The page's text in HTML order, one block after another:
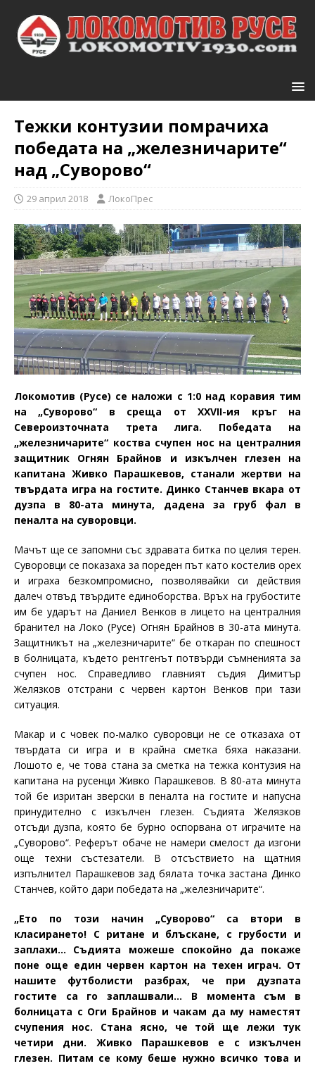
Тежки контузии помрачиха
победата на „железничарите“
над „Суворово“
29 април 2018 ЛокоПрес
Локомотив (Русе) се наложи с 1:0 над коравия тим
на „Суворово“ в среща отXXVII-ия кръг на
Североизточната трета лига. Победата на
„железничарите“ коства счупен нос на централния
защитник Огнян Брайнов и изкълчен глезен на
капитана Живко Парашкевов, станали жертви на
твърдата игра на гостите. Динко Станчев вкара от
дузпа в 80-ата минута, дадена за груб фал в
пеналта на суворовци.
Мачът ще се запомни със здравата битка по целия терен.
Суворовци се показаха за пореден път като костелив орех
и играха безкомпромисно, позволявайки си действия
далеч отвъд твърдите единоборства. Връх на грубостите
им бе ударът на Даниел Венков в лицето на централния
бранител на Локо (Русе) Огнян Брайнов в 30-ата минута.
Защитникът на „железничарите“ бе откаран по спешност
в болницата, където рентгенът потвърди съмненията за
счупен нос. Справедливо главният съдия Димитър
Желязков отстрани с червен картон Венков при тази
ситуация.
Макар и с човек по-малко суворовци не се отказаха от
твърдата си игра и в крайна сметка бяха наказани.
Лошото е, че това стана за сметка на тежка контузия на
капитана на русенци Живко Парашкевов. В 80-ата минута
той бе изритан зверски в пеналта на гостите и напусна
принудително с изкълчен глезен. Съдията Желязков
отсъди дузпа, която бе бурно оспорвана от играчите на
„Суворово“. Реферът обаче не намери смелост да изгони
още техни състезатели. В отсъствието на щатния
изпълнител Парашкевов зад бялата точка застана Динко
Станчев, който дари победата на „железничарите“.
„Ето по този начин „Суворово“ са втори в
класирането! С ритане и блъскане, с грубости и
заплахи… Съдията можеше спокойно да покаже
поне още един червен картон на техен играч. От
нашите футболисти разбрах, че при дузпата
гостите са го заплашвали… В момента съм в
болницата с Оги Брайнов и чакам да му наместят
счупения нос. Стана ясно, че той ще лежи тук
четири дни. Живко Парашкевов е с изкълчен
глезен. Питам се кому беше нужно всичко това и